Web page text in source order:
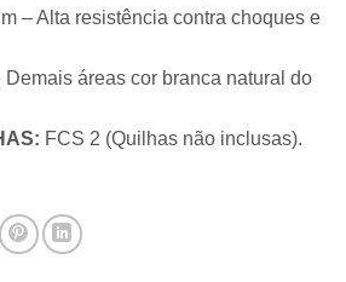
– Alta resistência contra choques e
Demais áreas cor branca natural do
FCS 2 (Quilhas não inclusas).